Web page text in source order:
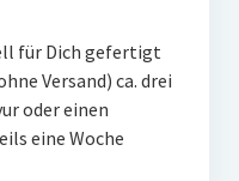
für Dich gefertigt
Versand) ca. drei
oder einen
eine Woche